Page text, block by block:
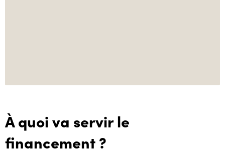
À quoi va servir le
financement ?